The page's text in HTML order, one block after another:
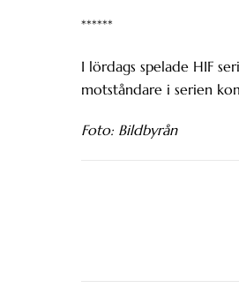
******
I lördags spelade HIF
motståndare i serien
Foto: Bildbyrån